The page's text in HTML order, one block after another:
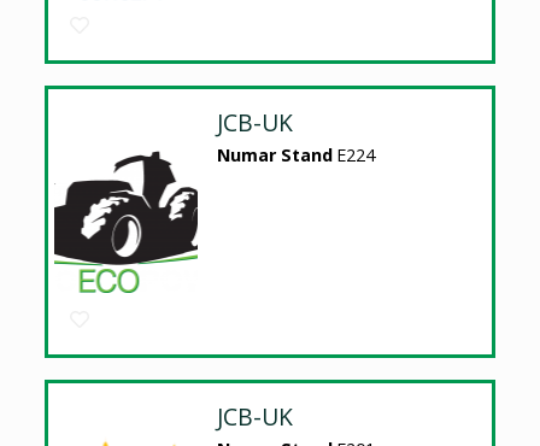
JCB-UK
Numar Stand E224
JCB-UK